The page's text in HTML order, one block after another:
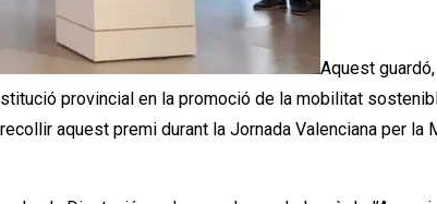
Aquest
provincial en la promoció de la mobilitat
aquest premi durant la Jornada Valenciana per